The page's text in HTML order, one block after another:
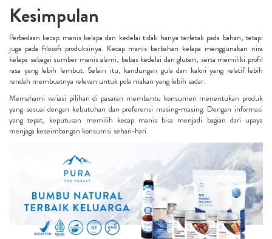
Kesimpulan
Perbedaan kecap manis kelapa dan kedelai tidak hanya terletak pada bahan, tetapi
juga pada filosofi produksinya. Kecap manis berbahan kelapa menggunakan nira
kelapa sebagai sumber manis alami, bebas kedelai dan gluten, serta memiliki profil
rasa yang lebih lembut. Selain itu, kandungan gula dan kalori yang relatif lebih
rendah membuatnya relevan untuk pola makan yang lebih sadar.
Memahami variasi pilihan di pasaran membantu konsumen menentukan produk
yang sesuai dengan kebutuhan dan preferensi masing-masing. Dengan informasi
yang tepat, keputusan memilih kecap manis bisa menjadi bagian dari upaya
menjaga keseimbangan konsumsi sehari-hari.